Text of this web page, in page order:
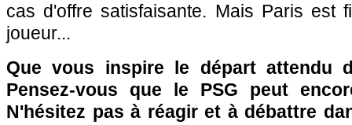
cas d'offre satisfaisante. Mais Paris est
joueur...
Que vous inspire le départ attendu
Pensez-vous que le PSG peut
N'hésitez pas à réagir et à débattre